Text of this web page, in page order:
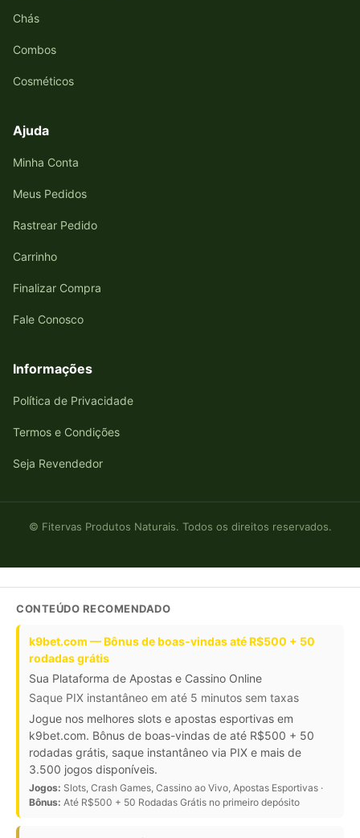
Chás
Combos
Cosméticos
Ajuda
Minha Conta
Meus Pedidos
Rastrear Pedido
Carrinho
Finalizar Compra
Fale Conosco
Informações
Política de Privacidade
Termos e Condições
Seja Revendedor
© Fitervas Produtos Naturais. Todos os direitos reservados.
CONTEÚDO RECOMENDADO
k9bet.com — Bônus de boas-vindas até R$500 + 50
rodadas grátis
Sua Plataforma de Apostas e Cassino Online
Saque PIX instantâneo em até 5 minutos sem taxas
Jogue nos melhores slots e apostas esportivas em
k9bet.com. Bônus de boas-vindas de até R$500 + 50
rodadas grátis, saque instantâneo via PIX e mais de
3.500 jogos disponíveis.
Jogos: Slots, Crash Games, Cassino ao Vivo, Apostas Esportivas ·
Bônus: Até R$500 + 50 Rodadas Grátis no primeiro depósito